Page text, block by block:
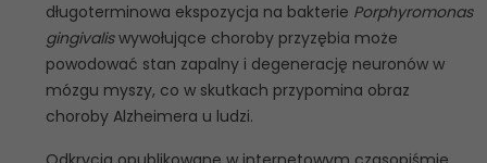
długoterminowa ekspozycja na bakterie Porphyromonas
gingivaliswywołujące choroby przyzębia może
powodować stan zapalny i degenerację neuronów w
mózgu myszy, co w skutkach przypomina obraz
choroby Alzheimera u ludzi.